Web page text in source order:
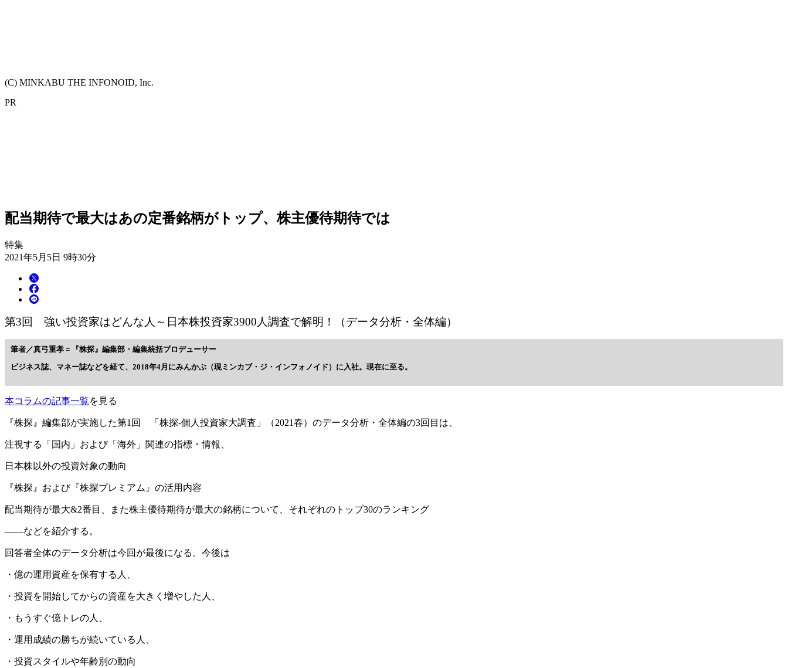
(C) MINKABU THE INFONOID, Inc.
PR
配当期待で最大はあの定番銘柄がトップ、株主優待期待では
特集
2021年5月5日 9時30分
第3回 強い投資家はどんな人～日本株投資家3900人調査で解明！（データ分析・全体編）
筆者／真弓重孝 = 『株探』編集部・編集統括プロデューサー
ビジネス誌、マネー誌などを経て、2018年4月にみんかぶ（現ミンカブ・ジ・インフォノイド）に入社。現在に至る。
本コラムの記事一覧を見る
『株探』編集部が実施した第1回 「株探-個人投資家大調査」（2021春）のデータ分析・全体編の3回目は、
注視する「国内」および「海外」関連の指標・情報、
日本株以外の投資対象の動向
『株探』および『株探プレミアム』の活用内容
配当期待が最大&2番目、また株主優待期待が最大の銘柄について、それぞれのトップ30のランキング
――などを紹介する。
回答者全体のデータ分析は今回が最後になる。今後は
・億の運用資産を保有する人、
・投資を開始してからの資産を大きく増やした人、
・もうすぐ億トレの人、
・運用成績の勝ちが続いている人、
・投資スタイルや年齢別の動向